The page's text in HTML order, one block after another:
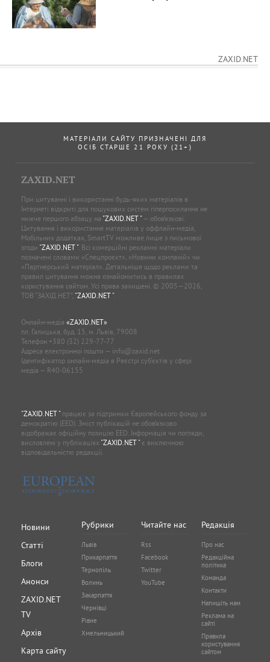
ZAXID.NET
МАТЕРІАЛИ САЙТУ ПРИЗНАЧЕНІ ДЛЯ
ОСІБ СТАРШЕ 21 РОКУ (21+)
ZAXID.NET
При цитуванні і використанні будь-яких матеріалів в
Інтернеті відкриті для пошукових систем гіперпосилання не
нижче першого абзацу на "ZAXID.NET "— обов’язкові.
Цитування і використання матеріалів у оффлайн-медіа,
Мобільних додатках, SmartTV можливе лише з письмової
згоди "ZAXID.NET ". Всі комерційні рекламні матеріали
позначені словами «Спецпроєкт», «Новини компаній» чи
«Партнерський матеріал». Детальніше щодо реклами та
правил цитування можна ознайомитись в правилах
користування сайтом. Усі права захищені. © 2005—2026,
ТОВ “ЗАХІД.НЕТ”, "ZAXID.NET ".
Онлайн-медіа «ZAXID.NET»
пл. Галицька, буд. 15, м. Львів, 79008
Телефон +380 (32) 229-77-77
Адреса електронної пошти — info@zaxid.net
Ідентифікатор онлайн-медіа в Реєстрі суб'єктів у сфері
медіа — R40-06155
"ZAXID.NET "працює за підтримки Європейського фонду за
демократію (EED). Зміст публікацій не обов’язково
відображає офіційну позицію EED. Інформація чи погляди,
висловлені у публікаціях "ZAXID.NET "є виключною
відповідальністю редакції.
Новини
Статті
Блоги
Анонси
ZAXID.NET
TV
Архів
Карта сайту
Рубрики
Львів
Прикарпаття
Тернопіль
Волинь
Закарпаття
Чернівці
Рівне
Хмельницький
Читайте нас
Rss
Facebook
Twitter
YouTube
Редакція
Про нас
Редакційна
політика
Команда
Контакти
Напишіть нам
Реклама на
сайті
Правила
користування
сайтом